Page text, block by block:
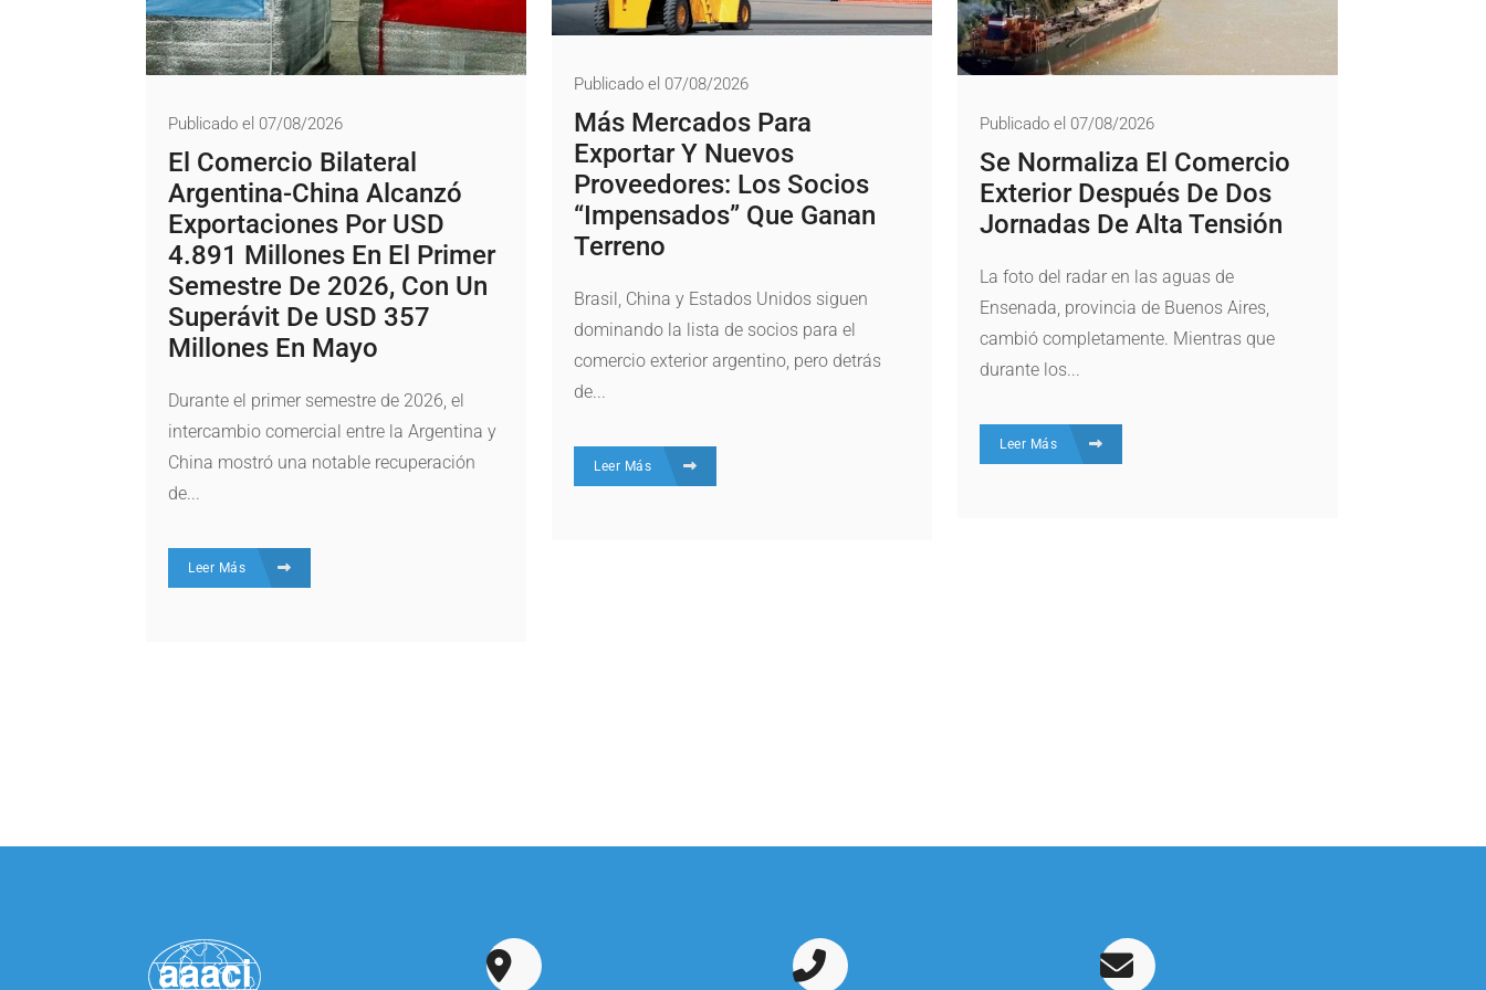
Publicado el 07/08/2026
El Comercio Bilateral
Argentina-China Alcanzó
Exportaciones Por USD
4.891 Millones En El Primer
Semestre De 2026, Con Un
Superávit De USD 357
Millones En Mayo
Durante el primer semestre de 2026, el
intercambio comercial entre la Argentina y
China mostró una notable recuperación
de...
Leer Más
Publicado el 07/08/2026
Más Mercados Para
Exportar Y Nuevos
Proveedores: Los Socios
“impensados” Que Ganan
Terreno
Brasil, China y Estados Unidos siguen
dominando la lista de socios para el
comercio exterior argentino, pero detrás
de...
Leer Más
Publicado el 07/08/2026
Se Normaliza El Comercio
Exterior Después De Dos
Jornadas De Alta Tensión
La foto del radar en las aguas de
Ensenada, provincia de Buenos Aires,
cambió completamente. Mientras que
durante los...
Leer Más